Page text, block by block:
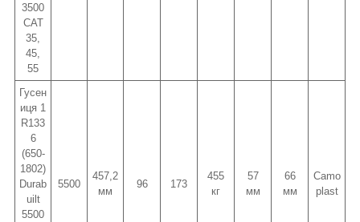
3500
CAT
35,
45,
55
Гусен
иця 1
R133
6
(650-
1802)
Durab
uilt
5500
5500
457,2
мм
96 173
455
кг
57
мм
66
мм
Camo
plast